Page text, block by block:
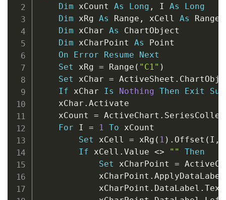
Dim xCount As Long , I As
Long
Dim xRg As Range , xCell As Range
Dim xChar As ChartObject
Dim xCharPoint As Point
On
Error Resume
Next
Set xRg = Range ( "C1" )
Set xChar = ActiveSheet .
If xChar Is Nothing Then Exit
Sub
    xChar
. Activate
    xCount
= ActiveChart .
For I = 1 To xCount
Set xCell = xRg ( 1 ) . Offset ( I ,
If xCell . Value <> ""
Then
Set xCharPoint =
            xCharPoint
.
            xCharPoint
. DataLabel .